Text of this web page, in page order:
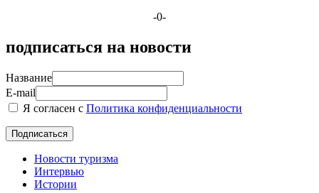
-0-
подписаться на новости
Название
E-mail
Я согласен с Политика конфиденциальности
Новости туризма
Интервью
Истории